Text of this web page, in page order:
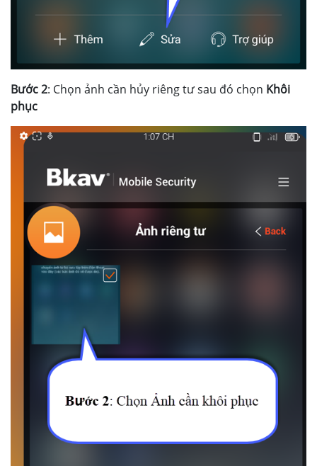
Bước 2: Chọn ảnh cần hủy riêng tư sau đó chọn Khôi
phục